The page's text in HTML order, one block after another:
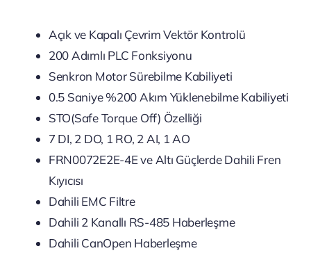
Açık ve Kapalı Çevrim Vektör Kontrolü
200 Adımlı PLC Fonksiyonu
Senkron Motor Sürebilme Kabiliyeti
0.5 Saniye %200 Akım Yüklenebilme Kabiliyeti
STO(Safe Torque Off) Özelliği
7 DI, 2 DO, 1 RO, 2 AI, 1 AO
FRN0072E2E-4E ve Altı Güçlerde Dahili Fren
Kıyıcısı
Dahili EMC Filtre
Dahili 2 Kanallı RS-485 Haberleşme
Dahili CanOpen Haberleşme